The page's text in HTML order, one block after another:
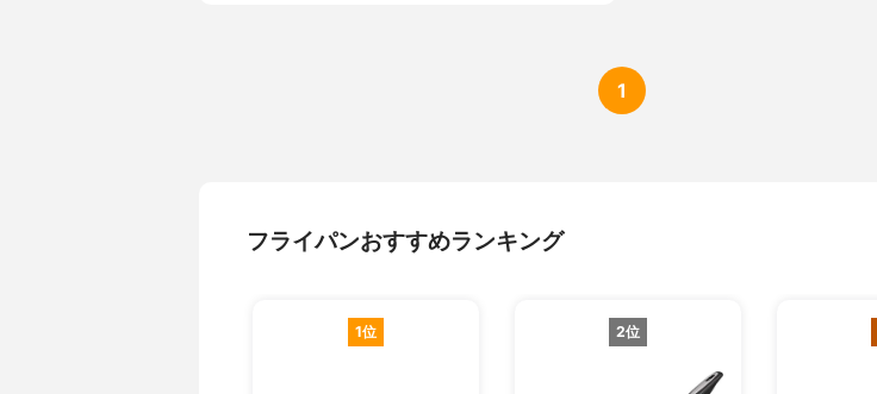
1
フライパンおすすめランキング
1位 2位